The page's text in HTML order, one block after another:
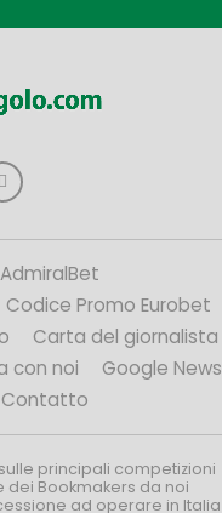
Codice Promo Eurobet
Carta del giornalista
con noi
Google News
Contatto
principali competizioni
Bookmakers da noi
ad operare in Italia